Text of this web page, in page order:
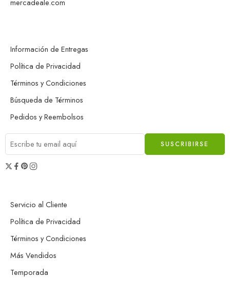
mercadeale.com
Información de Entregas
Política de Privacidad
Términos y Condiciones
Búsqueda de Términos
Pedidos y Reembolsos
Servicio al Cliente
Política de Privacidad
Términos y Condiciones
Más Vendidos
Temporada